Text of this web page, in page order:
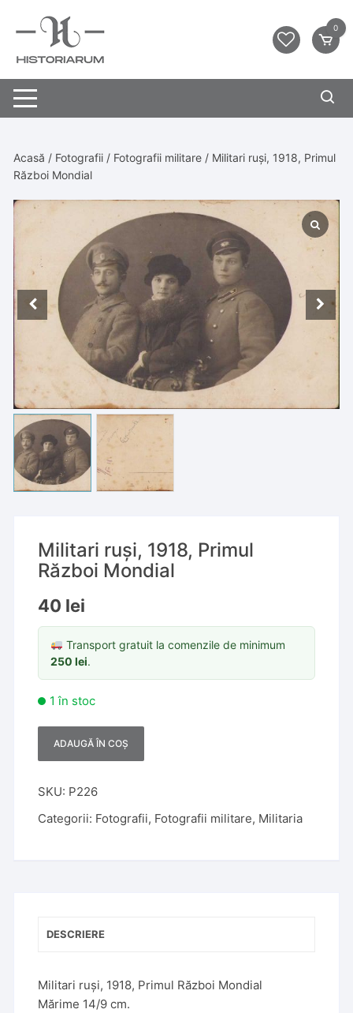
0
Acasă / Fotografii / Fotografii militare / Militari ruși, 1918, Primul
Război Mondial
Militari ruși, 1918, Primul
Război Mondial
40 lei
Transport gratuit la comenzile de minimum
250lei.
1 în stoc
ADAUGĂ ÎN COȘ
t
SKU: P226
Categorii: Fotografii, Fotografii militare, Militaria
DESCRIERE
Militari ruși, 1918, Primul Război Mondial
Mărime 14/9 cm.